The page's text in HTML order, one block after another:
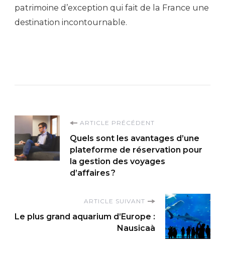
patrimoine d’exception qui fait de la France une
destination incontournable.
Navigation
d'article
ARTICLE PRÉCÉDENT
Quels sont les avantages d’une
plateforme de réservation pour
la gestion des voyages
d’affaires ?
ARTICLE SUIVANT
Le plus grand aquarium d’Europe :
Nausicaà